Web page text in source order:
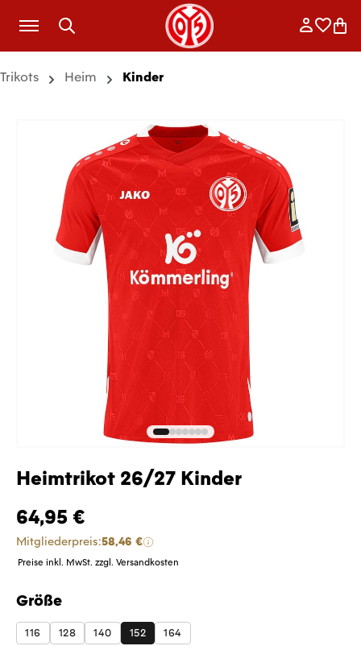
Zum Hauptinhalt springen
Trikots Heim Kinder
Heimtrikot 26/27 Kinder
64,95 €
Mitgliederpreis:58,46 €
Preise inkl. MwSt. zzgl. Versandkosten
Größe
auswählen
116 128 140 152 164